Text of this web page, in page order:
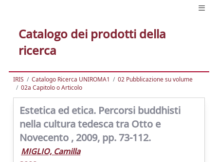
Catalogo dei prodotti della
ricerca
IRIS Catalogo Ricerca UNIROMA1
02 Pubblicazione su volume
02a Capitolo o Articolo
Estetica ed etica. Percorsi buddhisti
nella cultura tedesca tra Otto e
Novecento , 2009, pp. 73-112.
MIGLIO, Camilla